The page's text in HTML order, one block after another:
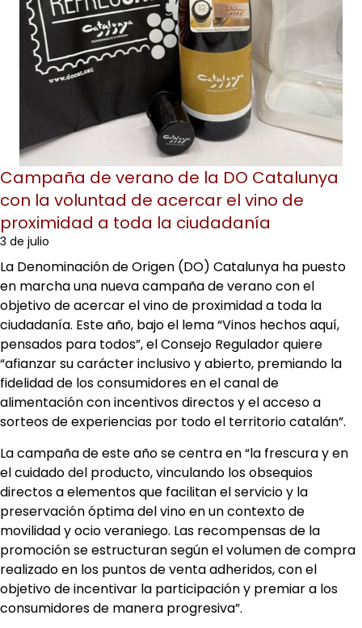
Campaña de verano de la DO Catalunya
con la voluntad de acercar el vino de
proximidad a toda la ciudadanía
3 de julio
La Denominación de Origen (DO) Catalunya ha puesto
en marcha una nueva campaña de verano con el
objetivo de acercar el vino de proximidad a toda la
ciudadanía. Este año, bajo el lema “Vinos hechos aquí,
pensados para todos”, el Consejo Regulador quiere
“afianzar su carácter inclusivo y abierto, premiando la
fidelidad de los consumidores en el canal de
alimentación con incentivos directos y el acceso a
sorteos de experiencias por todo el territorio catalán”.
La campaña de este año se centra en “la frescura y en
el cuidado del producto, vinculando los obsequios
directos a elementos que facilitan el servicio y la
preservación óptima del vino en un contexto de
movilidad y ocio veraniego. Las recompensas de la
promoción se estructuran según el volumen de compra
realizado en los puntos de venta adheridos, con el
objetivo de incentivar la participación y premiar a los
consumidores de manera progresiva”.